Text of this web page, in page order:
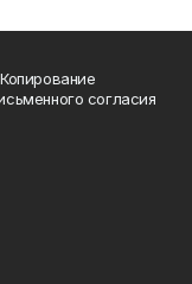
согласия